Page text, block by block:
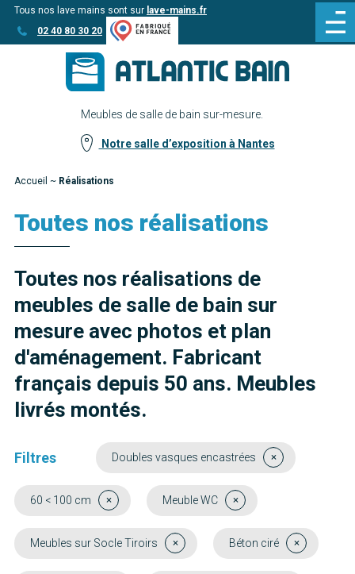
Aller
au
Aller au
contenu
Tous nos lave mains sont sur lave-mains.fr
02 40 80 30 20
Meubles de salle de bain sur-mesure.
Notre salle d’exposition à Nantes
Accueil ~ Réalisations
Toutes nos réalisations
Toutes nos réalisations de
meubles de salle de bain sur
mesure avec photos et plan
d'aménagement. Fabricant
français depuis 50 ans. Meubles
livrés montés.
Filtres Doubles vasques encastrées
60 < 100 cm Meuble WC
Meubles sur Socle Tiroirs Béton ciré